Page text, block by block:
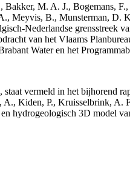
Bakker, M. A. J.,
Meyvis, B., Munsterman, D.
Nederlandse
van het Vlaams
Water en het
vermeld in het bijhorend
Kiden, P., Kruisselbrink,
hydrogeologisch 3D model